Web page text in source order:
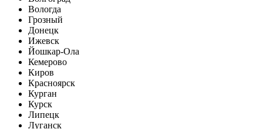
Вологда
Грозный
Донецк
Ижевск
Йошкар-Ола
Кемерово
Киров
Красноярск
Курган
Курск
Липецк
Луганск